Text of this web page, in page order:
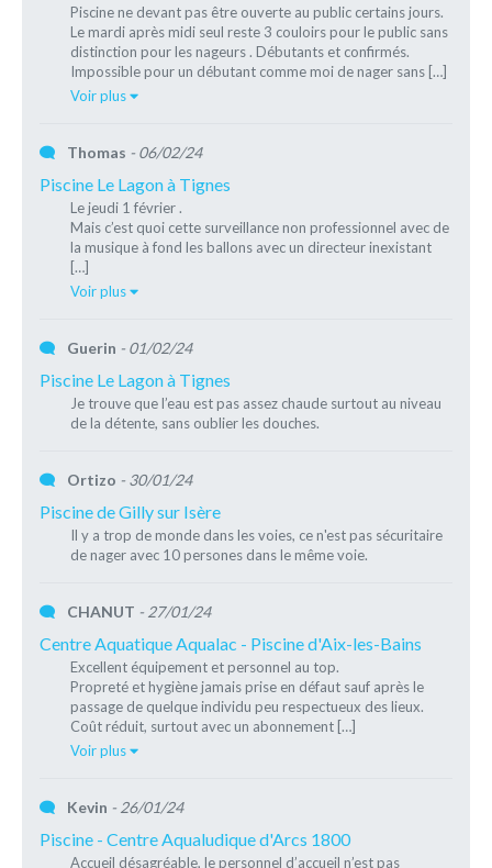
Piscine ne devant pas être ouverte au public certains jours.
Le mardi après midi seul reste 3 couloirs pour le public sans
distinction pour les nageurs . Débutants et confirmés.
Impossible pour un débutant comme moi de nager sans […]
Voir plus
Thomas - 06/02/24
Piscine Le Lagon à Tignes
Le jeudi 1 février .
Mais c’est quoi cette surveillance non professionnel avec de
la musique à fond les ballons avec un directeur inexistant
[…]
Voir plus
Guerin - 01/02/24
Piscine Le Lagon à Tignes
Je trouve que l’eau est pas assez chaude surtout au niveau
de la détente, sans oublier les douches.
Ortizo - 30/01/24
Piscine de Gilly sur Isère
Il y a trop de monde dans les voies, ce n'est pas sécuritaire
de nager avec 10 persones dans le même voie.
CHANUT - 27/01/24
Centre Aquatique Aqualac - Piscine d'Aix-les-Bains
Excellent équipement et personnel au top.
Propreté et hygiène jamais prise en défaut sauf après le
passage de quelque individu peu respectueux des lieux.
Coût réduit, surtout avec un abonnement […]
Voir plus
Kevin - 26/01/24
Piscine - Centre Aqualudique d'Arcs 1800
Accueil désagréable, le personnel d’accueil n’est pas